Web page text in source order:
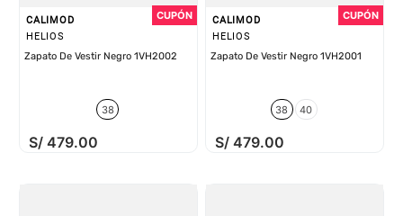
CALIMOD
HELIOS
Zapato De Vestir Negro 1VH2002
38
S/ 479.00
CALIMOD
HELIOS
Zapato De Vestir Negro 1VH2001
38 40
S/ 479.00